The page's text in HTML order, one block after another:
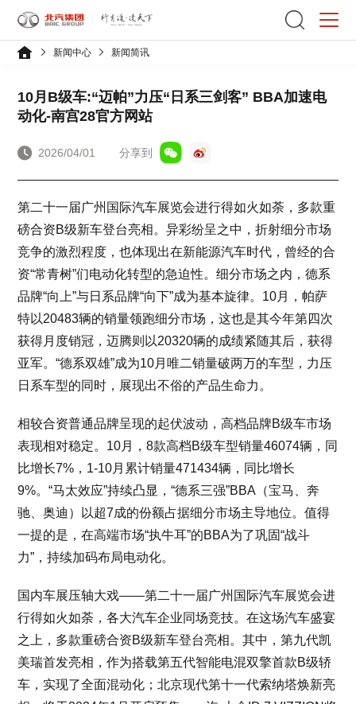
新闻中心 新闻简讯
10月B级车:“迈帕”力压“日系三剑客” BBA加速电
动化-南宫28官方网站
2026/04/01 分享到
第二十一届广州国际汽车展览会进行得如火如荼，多款重
磅合资B级新车登台亮相。异彩纷呈之中，折射细分市场
竞争的激烈程度，也体现出在新能源汽车时代，曾经的合
资“常青树”们电动化转型的急迫性。细分市场之内，德系
品牌“向上”与日系品牌“向下”成为基本旋律。10月，帕萨
特以20483辆的销量领跑细分市场，这也是其今年第四次
获得月度销冠，迈腾则以20320辆的成绩紧随其后，获得
亚军。“德系双雄”成为10月唯二销量破两万的车型，力压
日系车型的同时，展现出不俗的产品生命力。
相较合资普通品牌呈现的起伏波动，高档品牌B级车市场
表现相对稳定。10月，8款高档B级车型销量46074辆，同
比增长7%，1-10月累计销量471434辆，同比增长
9%。“马太效应”持续凸显，“德系三强”BBA（宝马、奔
驰、奥迪）以超7成的份额占据细分市场主导地位。值得
一提的是，在高端市场“执牛耳”的BBA为了巩固“战斗
力”，持续加码布局电动化。
国内车展压轴大戏——第二十一届广州国际汽车展览会进
行得如火如荼，各大汽车企业同场竞技。在这场汽车盛宴
之上，多款重磅合资B级新车登台亮相。其中，第九代凯
美瑞首发亮相，作为搭载第五代智能电混双擎首款B级轿
车，实现了全面混动化；北京现代第十一代索纳塔焕新亮